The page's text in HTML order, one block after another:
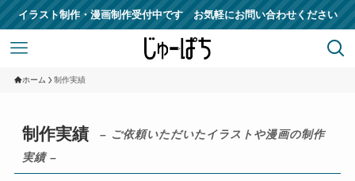
イラスト制作・漫画制作受付中です お気軽にお問い合わせください
ホーム 制作実績
制作実績
– ご依頼いただいたイラストや漫画の制作
実績 –